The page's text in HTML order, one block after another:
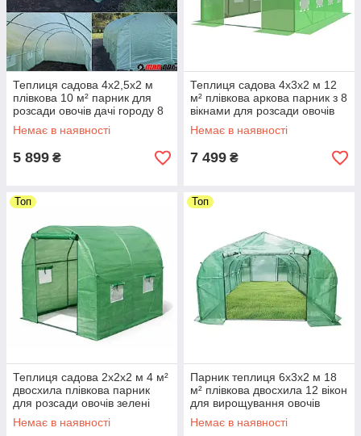
Теплиця садова 4х2,5х2 м
плівкова 10 м² парник для
розсади овочів дачі городу 8
вікон армована плівка 140 г/
м² Mar-Pol M85001
Немає в наявності
5 899 ₴
Теплиця садова 4х3х2 м 12
м² плівкова аркова парник з 8
вікнами для розсади овочів
зелені дачі городу Helper HP-
1075
Немає в наявності
7 499 ₴
Топ
Теплиця садова 2х2х2 м 4 м²
двосхила плівкова парник
для розсади овочів зелені
дачі городу Helper HP-1071
Немає в наявності
Топ
Парник теплиця 6х3х2 м 18
м² плівкова двосхила 12 вікон
для вирощування овочів
розсади дачі городу Helper
HP-1076
Немає в наявності